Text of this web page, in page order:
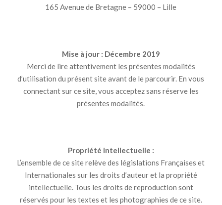
165 Avenue de Bretagne – 59000 – Lille
Mise à jour : Décembre 2019
Merci de lire attentivement les présentes modalités
d’utilisation du présent site avant de le parcourir. En vous
connectant sur ce site, vous acceptez sans réserve les
présentes modalités.
Propriété intellectuelle :
L’ensemble de ce site relève des législations Françaises et
Internationales sur les droits d’auteur et la propriété
intellectuelle. Tous les droits de reproduction sont
réservés pour les textes et les photographies de ce site.